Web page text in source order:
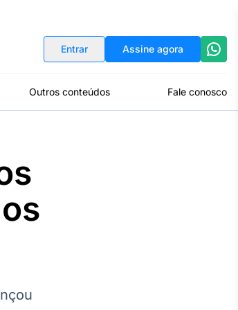
Entrar Assine agora
Outros conteúdos Fale conosco